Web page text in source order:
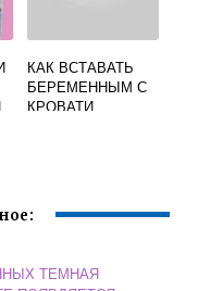
КАК ВСТАВАТЬ
БЕРЕМЕННЫМ С
КРОВАТИ
ТЕМНАЯ